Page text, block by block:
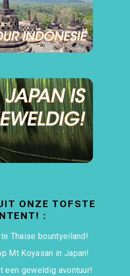
ONZE TOFSTE
:
Thaise bountyeiland!
Mt Koyasan in Japan!
een geweldig avontuur!